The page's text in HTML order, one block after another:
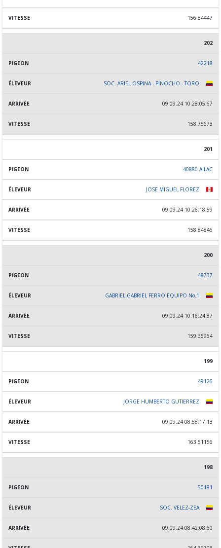
156.84447
202
42218
SOC. ARIEL OSPINA - PINOCHO - TORO
09.09.24 10:28:05.67
158.75673
201
40880 AILAC
JOSE MIGUEL FLOREZ
09.09.24 10:26:18.59
158.84846
200
48737
GABRIEL GABRIEL FERRO EQUIPO No.1
09.09.24 10:16:24.87
159.35964
199
49126
JORGE HUMBERTO GUTIERREZ
09.09.24 08:58:17.13
163.51156
198
50181
SOC. VELEZ-ZEA
09.09.24 08:42:08.60